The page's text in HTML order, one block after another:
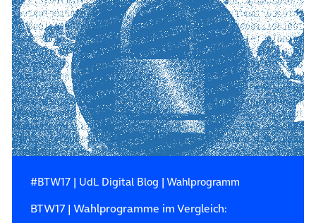
#BTW17| UdL Digital Blog |Wahlprogramm
BTW17 | Wahlprogramme im Vergleich: